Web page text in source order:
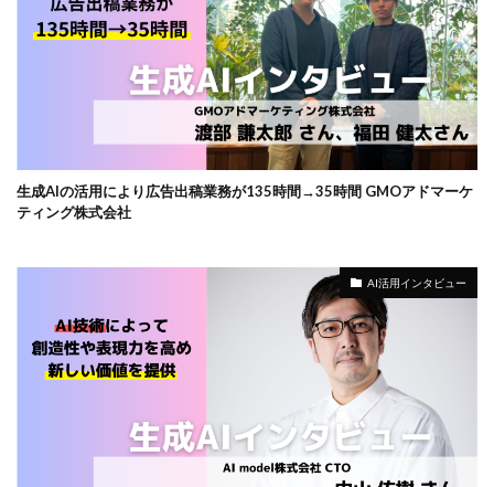
生成AIの活用により広告出稿業務が135時間→35時間 GMOアドマーケ
ティング株式会社
AI活用インタビュー